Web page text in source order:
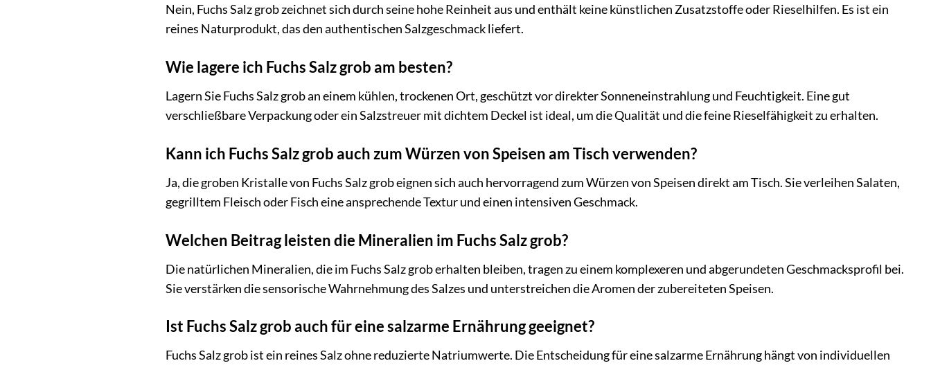
Nein, Fuchs Salz grob zeichnet sich durch seine hohe Reinheit aus und enthält keine künstlichen Zusatzstoffe oder Rieselhilfen. Es ist ein
reines Naturprodukt, das den authentischen Salzgeschmack liefert.
Wie lagere ich Fuchs Salz grob am besten?
Lagern Sie Fuchs Salz grob an einem kühlen, trockenen Ort, geschützt vor direkter Sonneneinstrahlung und Feuchtigkeit. Eine gut
verschließbare Verpackung oder ein Salzstreuer mit dichtem Deckel ist ideal, um die Qualität und die feine Rieselfähigkeit zu erhalten.
Kann ich Fuchs Salz grob auch zum Würzen von Speisen am Tisch verwenden?
Ja, die groben Kristalle von Fuchs Salz grob eignen sich auch hervorragend zum Würzen von Speisen direkt am Tisch. Sie verleihen Salaten,
gegrilltem Fleisch oder Fisch eine ansprechende Textur und einen intensiven Geschmack.
Welchen Beitrag leisten die Mineralien im Fuchs Salz grob?
Die natürlichen Mineralien, die im Fuchs Salz grob erhalten bleiben, tragen zu einem komplexeren und abgerundeten Geschmacksprofil bei.
Sie verstärken die sensorische Wahrnehmung des Salzes und unterstreichen die Aromen der zubereiteten Speisen.
Ist Fuchs Salz grob auch für eine salzarme Ernährung geeignet?
Fuchs Salz grob ist ein reines Salz ohne reduzierte Natriumwerte. Die Entscheidung für eine salzarme Ernährung hängt von individuellen